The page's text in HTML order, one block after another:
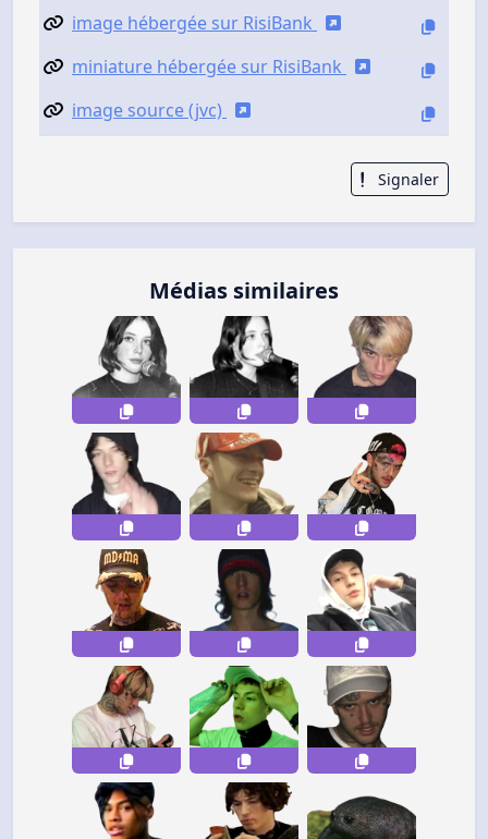
image hébergée sur RisiBank
miniature hébergée sur RisiBank
image source (jvc)
Signaler
Médias similaires